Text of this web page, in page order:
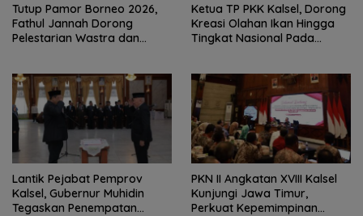
Tutup Pamor Borneo 2026,
Fathul Jannah Dorong
Pelestarian Wastra dan
Ketua TP PKK Kalsel, Dorong
Kreasi Olahan Ikan Hingga
Tingkat Nasional Pada
Lantik Pejabat Pemprov
Kalsel, Gubernur Muhidin
Tegaskan Penempatan
PKN II Angkatan XVIII Kalsel
Kunjungi Jawa Timur,
Perkuat Kepemimpinan